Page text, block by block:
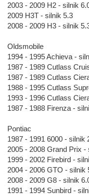
2003 - 2009 H2 - silnik
2009 H3T - silnik 5.3
2008 - 2009 H3 - silnik
Oldsmobile
1994 - 1995 Achieva -
1987 - 1989 Cutlass
1987 - 1989 Cutlass
1988 - 1995 Cutlass
1993 - 1996 Cutlass
1987 - 1988 Firenza -
Pontiac
1987 - 1991 6000 - silnik
2005 - 2008 Grand Prix -
1999 - 2002 Firebird -
2004 - 2006 GTO - silnik
2008 - 2009 G8 - silnik
1991 - 1994 Sunbird -